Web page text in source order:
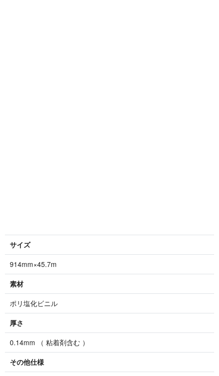
サイズ
914mm×45.7m
素材
ポリ塩化ビニル
厚さ
0.14mm （ 粘着剤含む ）
その他仕様